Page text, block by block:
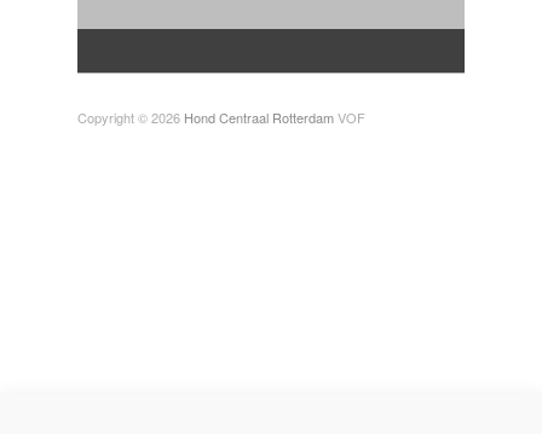
Copyright © 2026 Hond Centraal RotterdamVOF